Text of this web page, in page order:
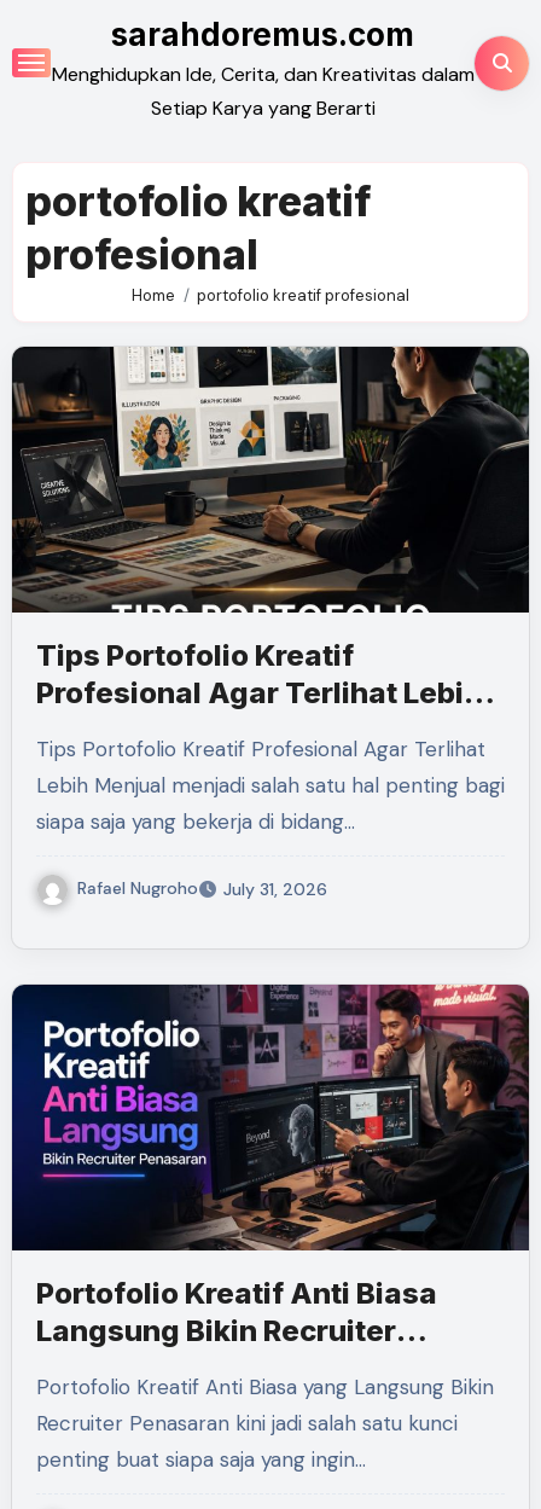
to
content
sarahdoremus.com
Menghidupkan Ide, Cerita, dan Kreativitas dalam
Setiap Karya yang Berarti
portofolio kreatif
profesional
Home portofolio kreatif profesional
Tips Portofolio Kreatif
Profesional Agar Terlihat Lebih
Tips Portofolio Kreatif Profesional Agar Terlihat
Lebih Menjual menjadi salah satu hal penting bagi
siapa saja yang bekerja di bidang…
Rafael Nugroho July 31, 2026
Portofolio Kreatif Anti Biasa
Langsung Bikin Recruiter
Portofolio Kreatif Anti Biasa yang Langsung Bikin
Recruiter Penasaran kini jadi salah satu kunci
penting buat siapa saja yang ingin…